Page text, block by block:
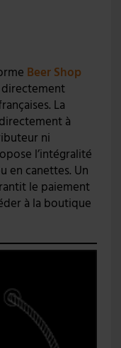
Beer Shop
La
à
ni
l’intégralité
en canettes. Un
le paiement
à la boutique